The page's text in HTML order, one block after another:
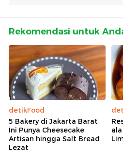
Rekomendasi untuk
detikFood
5 Bakery di Jakarta Barat
Ini Punya Cheesecake
Artisan hingga Salt Bread
Lezat